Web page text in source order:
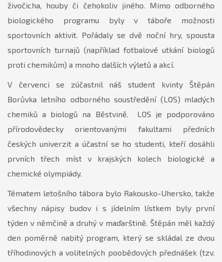
živočicha, houby či čehokoliv jiného. Mimo odborného
biologického programu byly v táboře možnosti
sportovních aktivit. Pořádaly se dvě noční hry, spousta
sportovních turnajů (například fotbalové utkání biologů
proti chemikům) a mnoho dalších výletů a akcí.
V červenci se zúčastnil náš student kvinty Štěpán
Borůvka letního odborného soustředění (LOS) mladých
chemiků a biologů na Běstvině. LOS je podporováno
přírodovědecky orientovanými fakultami předních
českých univerzit a účastní se ho studenti, kteří dosáhli
prvních třech míst v krajských kolech biologické a
chemické olympiády.
Tématem letošního tábora bylo Rakousko-Uhersko, takže
všechny nápisy budov i s jídelním lístkem byly první
týden v němčině a druhý v maďarštině. Štěpán měl každý
den poměrně nabitý program, který se skládal ze dvou
tříhodinových a volitelných poobědových přednášek (tzv.